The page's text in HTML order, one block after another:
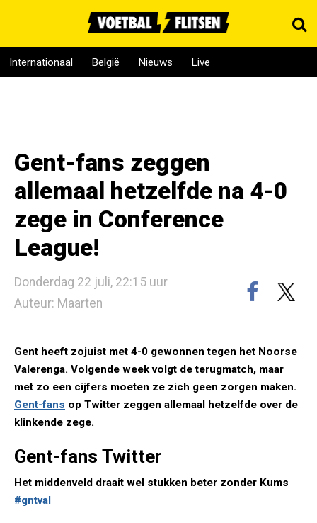
Internationaal België Nieuws Live
Gent-fans zeggen
allemaal hetzelfde na 4-0
zege in Conference
League!
Donderdag 22 juli, 22:15 uur
Auteur: Maarten
Gent heeft zojuist met 4-0 gewonnen tegen het Noorse
Valerenga. Volgende week volgt de terugmatch, maar
met zo een cijfers moeten ze zich geen zorgen maken.
Gent-fans op Twitter zeggen allemaal hetzelfde over de
klinkende zege.
Gent-fans Twitter
Het middenveld draait wel stukken beter zonder Kums
#gntval